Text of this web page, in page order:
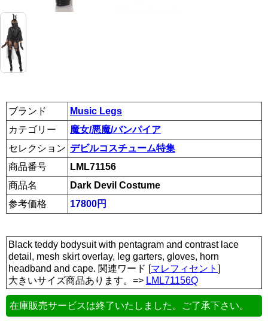
ブランド
Music Legs
カテゴリー
魔女/悪魔/バンパイア
セレクション デビルコスチューム特集
商品番号
LML71156
商品名
Dark Devil Costume
参考価格
17800円
Black teddy bodysuit with pentagram and contrast lace
detail, mesh skirt overlay, leg garters, gloves, horn
headband and cape. 関連ワード [マレフィセント ]
大きいサイズ商品あります。=> LML71156Q
在庫販売サービスは終了いたしました。ご了承下さい。